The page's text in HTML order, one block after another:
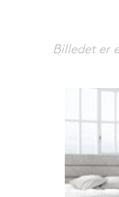
Billedet er